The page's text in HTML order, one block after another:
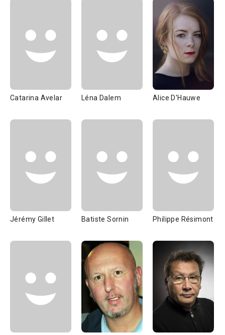
Catarina Avelar Léna Dalem Alice D'Hauwe
Jérémy Gillet Batiste Sornin Philippe Résimont